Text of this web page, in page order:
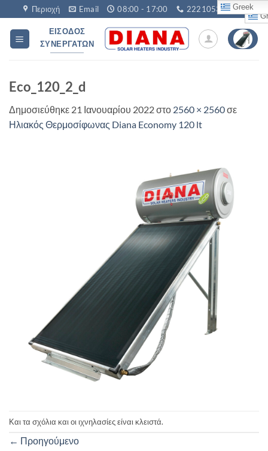
Μετάβαση
στο
περιεχόμενο
Περιοχή Email 08:00 - 17:00 2221053760
ΕΊΣΟΔΟΣ
ΣΥΝΕΡΓΑΤΏΝ
Eco_120_2_d
Δημοσιεύθηκε 21 Ιανουαρίου 2022στο 2560 × 2560σε
Ηλιακός Θερμοσίφωνας Diana Economy 120 lt
Και τα σχόλια και οι ιχνηλασίες είναι κλειστά.
← Προηγούμενο
Greek